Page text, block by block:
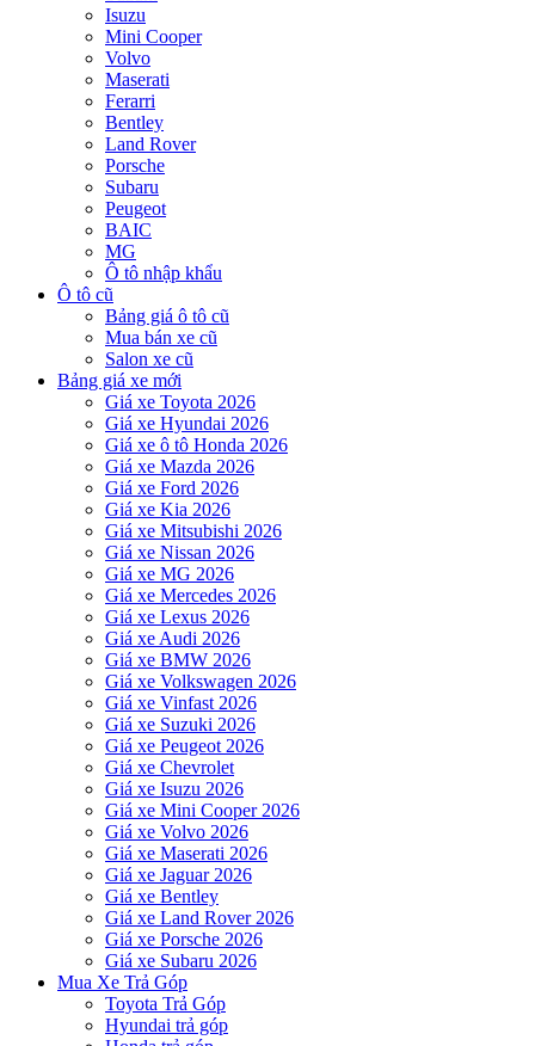
Isuzu
Mini Cooper
Volvo
Maserati
Ferarri
Bentley
Land Rover
Porsche
Subaru
Peugeot
BAIC
MG
Ô tô nhập khẩu
Ô tô cũ
Bảng giá ô tô cũ
Mua bán xe cũ
Salon xe cũ
Bảng giá xe mới
Giá xe Toyota 2026
Giá xe Hyundai 2026
Giá xe ô tô Honda 2026
Giá xe Mazda 2026
Giá xe Ford 2026
Giá xe Kia 2026
Giá xe Mitsubishi 2026
Giá xe Nissan 2026
Giá xe MG 2026
Giá xe Mercedes 2026
Giá xe Lexus 2026
Giá xe Audi 2026
Giá xe BMW 2026
Giá xe Volkswagen 2026
Giá xe Vinfast 2026
Giá xe Suzuki 2026
Giá xe Peugeot 2026
Giá xe Chevrolet
Giá xe Isuzu 2026
Giá xe Mini Cooper 2026
Giá xe Volvo 2026
Giá xe Maserati 2026
Giá xe Jaguar 2026
Giá xe Bentley
Giá xe Land Rover 2026
Giá xe Porsche 2026
Giá xe Subaru 2026
Mua Xe Trả Góp
Toyota Trả Góp
Hyundai trả góp